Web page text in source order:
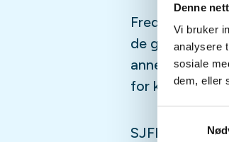
Denne
Vi bruker
analysere
sosiale
dem, eller
de gangene vi
annet moro,
for
SJFFUNGs